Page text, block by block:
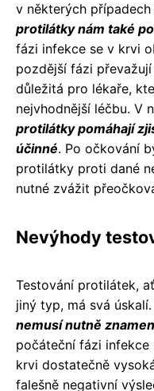
v některých
protilátky nám také
fázi infekce se v krvi
pozdější fázi
důležitá pro lékaře,
nejvhodnější léčbu. V
protilátky pomáhají
účinné. Po očkování
protilátky proti dané
nutné zvážit
Nevýhody
Testování protilátek,
jiný typ, má svá úskalí.
nemusí nutně
počáteční fázi
krvi dostatečně
falešně negativní